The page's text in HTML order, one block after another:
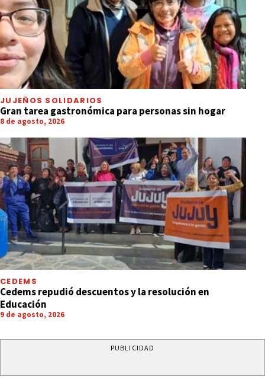
JUJEÑOS SOLIDARIOS
Gran tarea gastronómica para personas sin hogar
8 de agosto, 2026
CEDEMS
Cedems repudió descuentos y la resolución en
Educación
9 de agosto, 2026
PUBLICIDAD